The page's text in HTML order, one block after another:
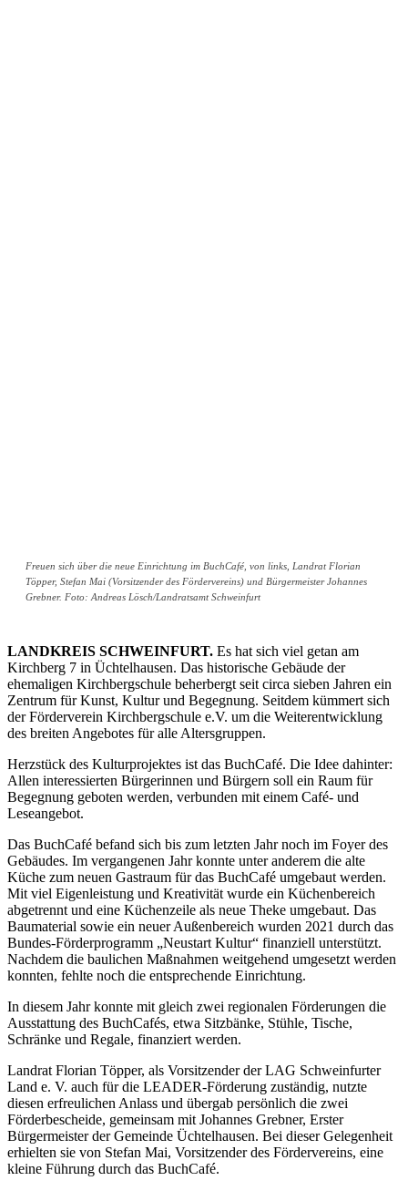
Freuen sich über die neue Einrichtung im BuchCafé, von links, Landrat Florian
Töpper, Stefan Mai (Vorsitzender des Fördervereins) und Bürgermeister Johannes
Grebner. Foto: Andreas Lösch/Landratsamt Schweinfurt
LANDKREIS SCHWEINFURT. Es hat sich viel getan am
Kirchberg 7 in Üchtelhausen. Das historische Gebäude der
ehemaligen Kirchbergschule beherbergt seit circa sieben Jahren ein
Zentrum für Kunst, Kultur und Begegnung. Seitdem kümmert sich
der Förderverein Kirchbergschule e.V. um die Weiterentwicklung
des breiten Angebotes für alle Altersgruppen.
Herzstück des Kulturprojektes ist das BuchCafé. Die Idee dahinter:
Allen interessierten Bürgerinnen und Bürgern soll ein Raum für
Begegnung geboten werden, verbunden mit einem Café- und
Leseangebot.
Das BuchCafé befand sich bis zum letzten Jahr noch im Foyer des
Gebäudes. Im vergangenen Jahr konnte unter anderem die alte
Küche zum neuen Gastraum für das BuchCafé umgebaut werden.
Mit viel Eigenleistung und Kreativität wurde ein Küchenbereich
abgetrennt und eine Küchenzeile als neue Theke umgebaut. Das
Baumaterial sowie ein neuer Außenbereich wurden 2021 durch das
Bundes-Förderprogramm „Neustart Kultur“ finanziell unterstützt.
Nachdem die baulichen Maßnahmen weitgehend umgesetzt werden
konnten, fehlte noch die entsprechende Einrichtung.
In diesem Jahr konnte mit gleich zwei regionalen Förderungen die
Ausstattung des BuchCafés, etwa Sitzbänke, Stühle, Tische,
Schränke und Regale, finanziert werden.
Landrat Florian Töpper, als Vorsitzender der LAG Schweinfurter
Land e. V. auch für die LEADER-Förderung zuständig, nutzte
diesen erfreulichen Anlass und übergab persönlich die zwei
Förderbescheide, gemeinsam mit Johannes Grebner, Erster
Bürgermeister der Gemeinde Üchtelhausen. Bei dieser Gelegenheit
erhielten sie von Stefan Mai, Vorsitzender des Fördervereins, eine
kleine Führung durch das BuchCafé.